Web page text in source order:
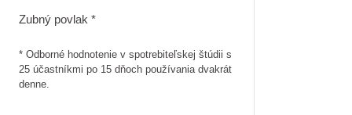
Zubný povlak *
* Odborné hodnotenie v spotrebiteľskej štúdii s
25 účastníkmi po 15 dňoch používania dvakrát
denne.